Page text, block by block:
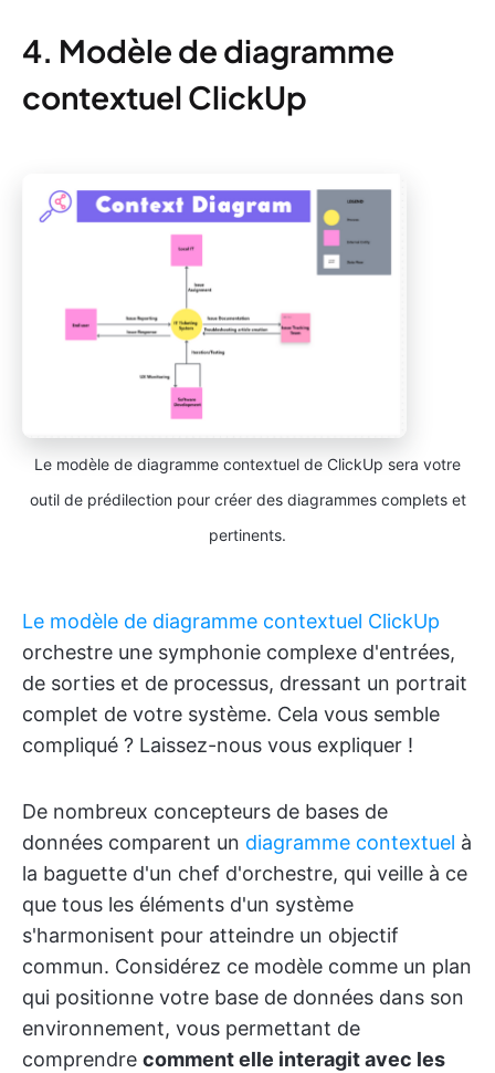
4. Modèle de diagramme
contextuel ClickUp
Le modèle de diagramme contextuel de ClickUp sera votre
outil de prédilection pour créer des diagrammes complets et
pertinents.
Le modèle de diagramme contextuel ClickUp
orchestre une symphonie complexe d'entrées,
de sorties et de processus, dressant un portrait
complet de votre système. Cela vous semble
compliqué ? Laissez-nous vous expliquer !
De nombreux concepteurs de bases de
données comparent un diagramme contextuel à
la baguette d'un chef d'orchestre, qui veille à ce
que tous les éléments d'un système
s'harmonisent pour atteindre un objectif
commun. Considérez ce modèle comme un plan
qui positionne votre base de données dans son
environnement, vous permettant de
comprendre comment elle interagit avec les